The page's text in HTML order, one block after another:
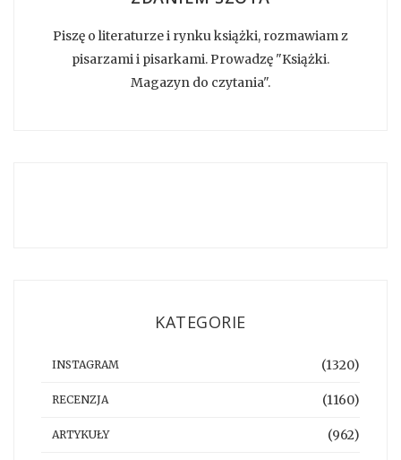
Piszę o literaturze i rynku książki, rozmawiam z
pisarzami i pisarkami. Prowadzę "Książki.
Magazyn do czytania".
KATEGORIE
INSTAGRAM (1320)
RECENZJA (1160)
ARTYKUŁY (962)